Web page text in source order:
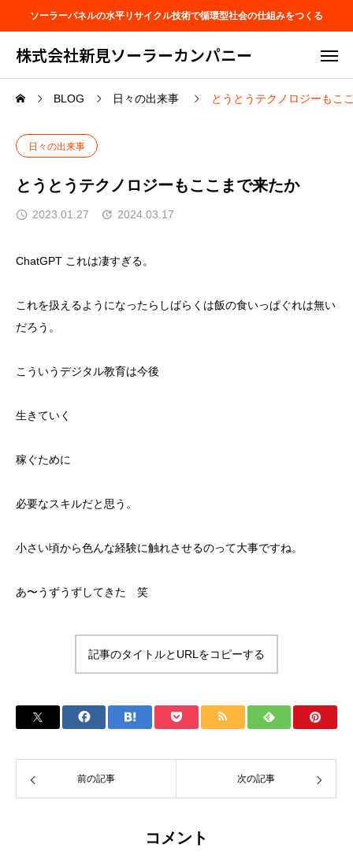
ソーラーパネルの水平リサイクル技術で循環型社会の仕組みをつくる
株式会社新見ソーラーカンパニー
BLOG 日々の出来事 とうとうテクノロジーもこ
日々の出来事
とうとうテクノロジーもここまで来たか
2023.01.27 2024.03.17
ChatGPT これは凄すぎる。
これを扱えるようになったらしばらくは飯の食いっぱぐれは無い
だろう。
こういうデジタル教育は今後
生きていく
稼ぐために
必要なスキルだと思う。
小さい頃から色んな経験に触れさせるのって大事ですね。
あ〜うずうずしてきた 笑
記事のタイトルとURLをコピーする
前の記事 次の記事
コメント